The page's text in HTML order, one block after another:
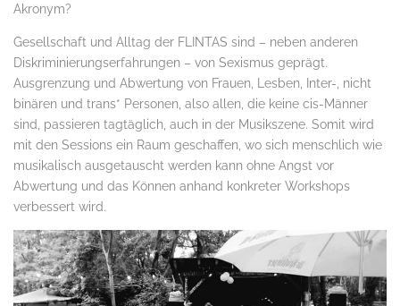
Akronym?
Gesellschaft und Alltag der FLINTAS sind – neben anderen
Diskriminierungserfahrungen – von Sexismus geprägt.
Ausgrenzung und Abwertung von Frauen, Lesben, Inter-, nicht
binären und trans* Personen, also allen, die keine cis-Männer
sind, passieren tagtäglich, auch in der Musikszene. Somit wird
mit den Sessions ein Raum geschaffen, wo sich menschlich wie
musikalisch ausgetauscht werden kann ohne Angst vor
Abwertung und das Können anhand konkreter Workshops
verbessert wird.